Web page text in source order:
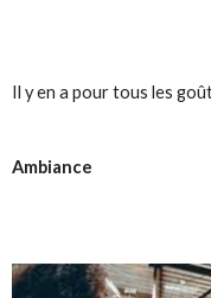
Il y en a pour tous les
Ambiance